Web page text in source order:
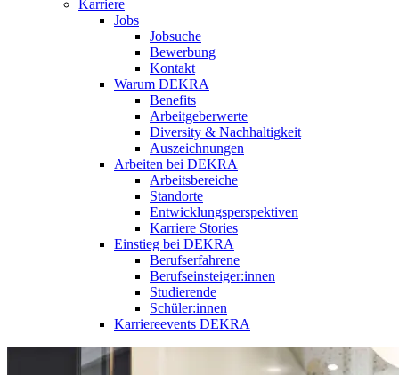
Karriere
Jobs
Jobsuche
Bewerbung
Kontakt
Warum DEKRA
Benefits
Arbeitgeberwerte
Diversity & Nachhaltigkeit
Auszeichnungen
Arbeiten bei DEKRA
Arbeitsbereiche
Standorte
Entwicklungsperspektiven
Karriere Stories
Einstieg bei DEKRA
Berufserfahrene
Berufseinsteiger:innen
Studierende
Schüler:innen
Karriereevents DEKRA